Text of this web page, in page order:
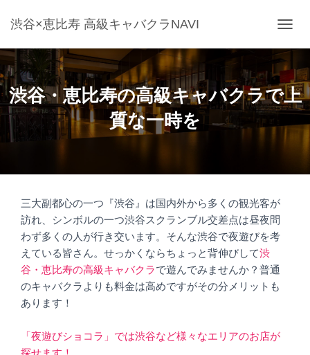
渋谷×恵比寿 高級キャバクラNAVI
ビ
ゲ
ー
シ
ョ
ン
切
渋谷・恵比寿の高級キャバクラで上
質な一時を
三大副都心の一つ『渋谷』は国内外から多くの観光客が
訪れ、シンボルの一つ渋谷スクランブル交差点は昼夜問
わず多くの人が行き交います。そんな渋谷で夜遊びを考
えている皆さん。せっかくならちょっと背伸びして渋
谷・恵比寿の高級キャバクラで遊んでみませんか？普通
のキャバクラよりも料金は高めですがその分メリットも
あります！
「夜遊びショコラ」では渋谷など様々なエリアのお店が
探せます！